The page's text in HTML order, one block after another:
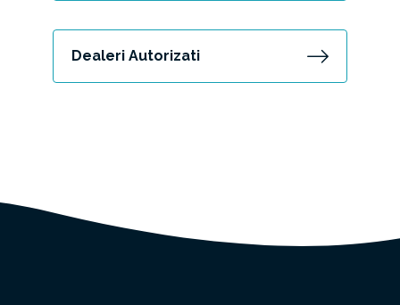
Dealeri Autorizati